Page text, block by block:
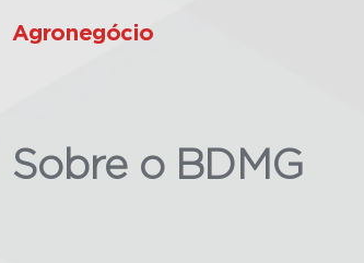
Agronegócio
Sobre o BDMG